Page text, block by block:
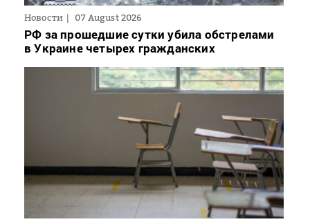
Новости 07 August 2026
РФ за прошедшие сутки убила обстрелами
в Украине четырех гражданских